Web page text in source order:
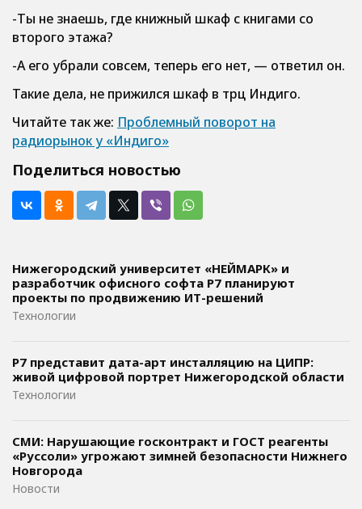
-Ты не знаешь, где книжный шкаф с книгами со
второго этажа?
-А его убрали совсем, теперь его нет, — ответил он.
Такие дела, не прижился шкаф в трц Индиго.
Читайте так же: Проблемный поворот на
радиорынок у «Индиго»
Поделиться новостью
Нижегородский университет «НЕЙМАРК» и
разработчик офисного софта P7 планируют
проекты по продвижению ИТ-решений
Технологии
Р7 представит дата-арт инсталляцию на ЦИПР:
живой цифровой портрет Нижегородской области
Технологии
СМИ: Нарушающие госконтракт и ГОСТ реагенты
«Руссоли» угрожают зимней безопасности Нижнего
Новгорода
Новости